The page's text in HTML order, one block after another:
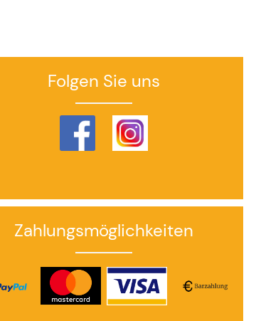
Folgen Sie uns
Zahlungsmöglichkeiten